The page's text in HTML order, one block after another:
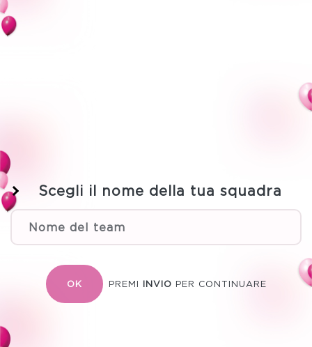
Scegli il nome della tua squadra
OK PREMI INVIO PER CONTINUARE